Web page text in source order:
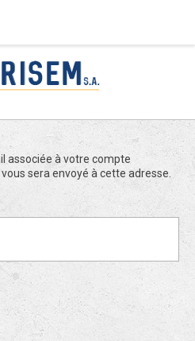
associée à votre compte
sera envoyé à cette adresse.